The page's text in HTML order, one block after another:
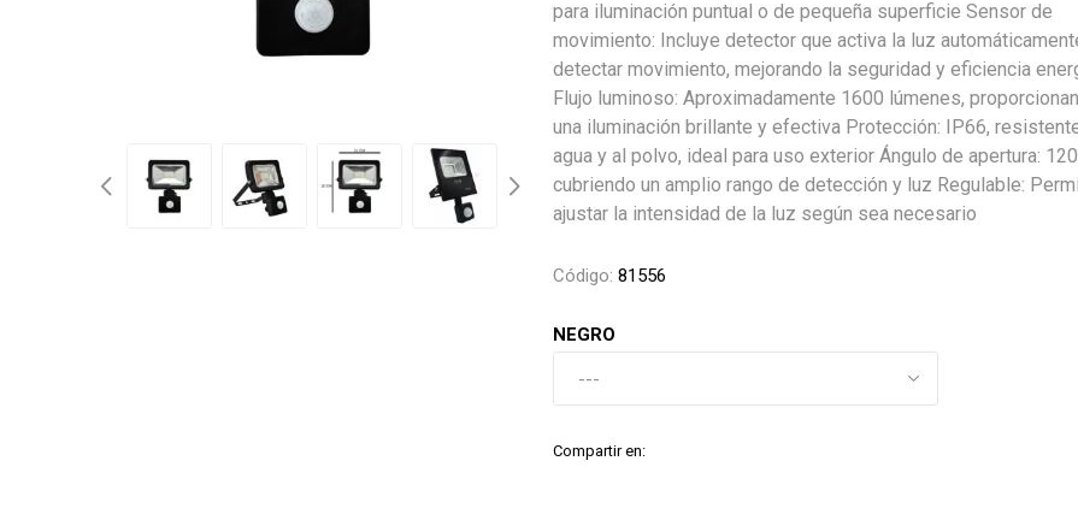
para iluminación puntual o de pequeña superficie Sensor de
movimiento: Incluye detector que activa la luz
detectar movimiento, mejorando la seguridad y eficiencia
Flujo luminoso: Aproximadamente 1600 lúmenes,
una iluminación brillante y efectiva Protección: IP66,
agua y al polvo, ideal para uso exterior Ángulo de apertura:
cubriendo un amplio rango de detección y luz Regulable:
ajustar la intensidad de la luz según sea necesario
Código: 81556
NEGRO
Compartir en: